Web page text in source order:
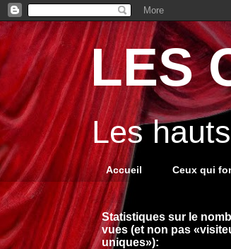
LES
Les
Accueil Ceux qui
Statistiques sur le
vues (et non pas
uniques»):